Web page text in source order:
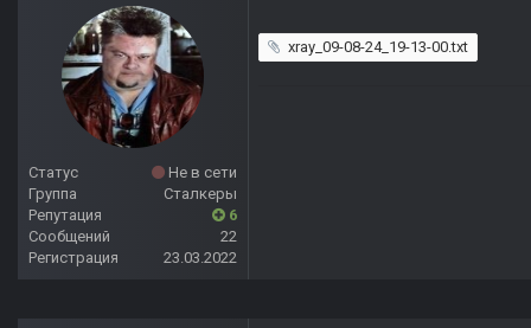
Статус
Не в сети
Группа
Сталкеры
Репутация
6
Сообщений
22
Регистрация
23.03.2022
xray_09-08-24_19-13-00.txt